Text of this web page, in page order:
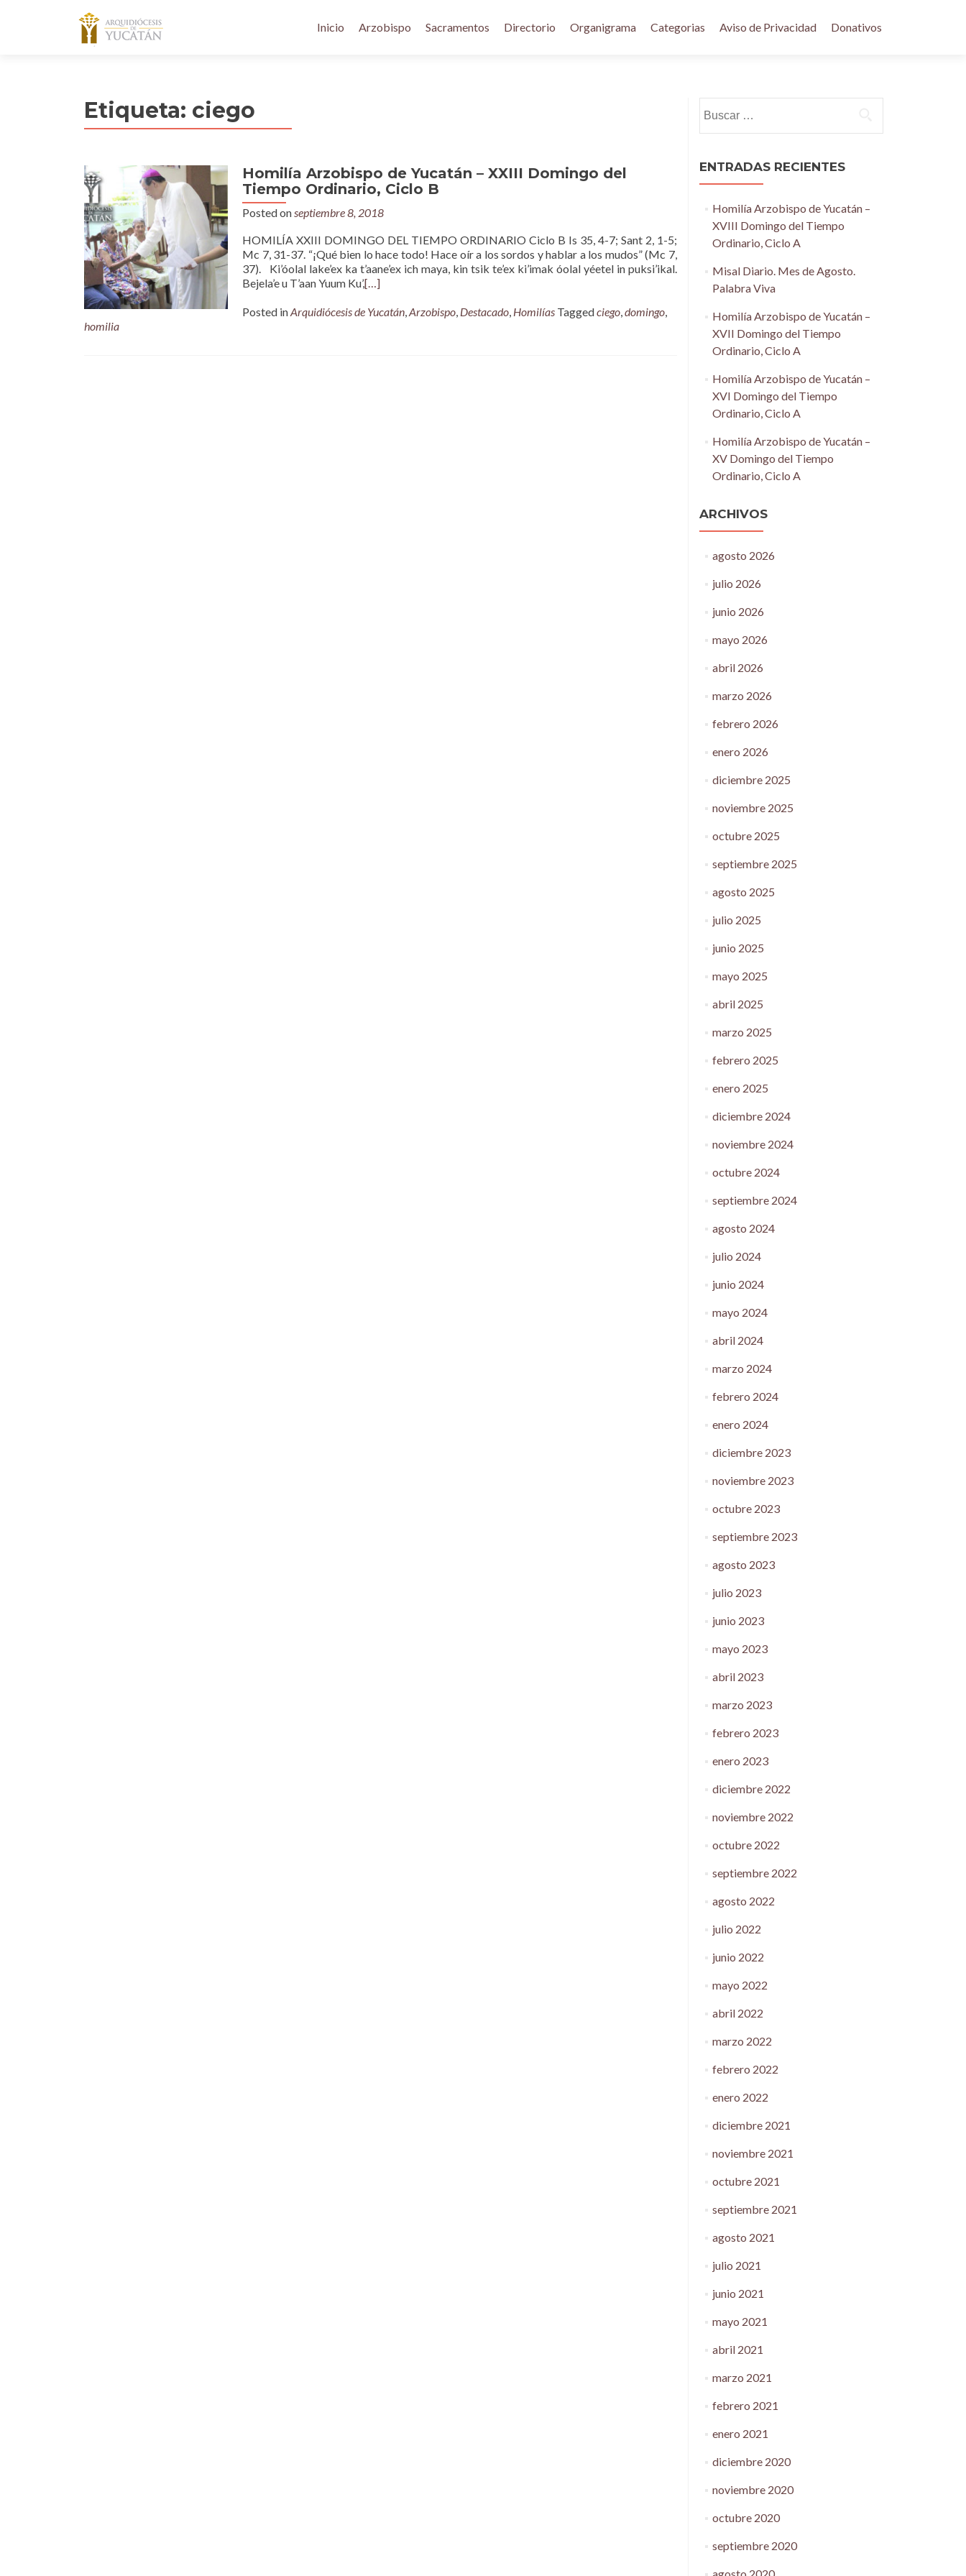
Inicio Arzobispo Sacramentos Directorio Organigrama Categorias Aviso de Privacidad Donativos
Etiqueta: ciego
Homilía Arzobispo de Yucatán – XXIII Domingo del
Tiempo Ordinario, Ciclo B
Posted onseptiembre 8, 2018
HOMILÍA XXIII DOMINGO DEL TIEMPO ORDINARIO Ciclo B Is 35, 4-7; Sant 2, 1-5;
Mc 7, 31-37. “¡Qué bien lo hace todo! Hace oír a los sordos y hablar a los mudos” (Mc 7,
37). Ki’óolal lake’ex ka t’aane’ex ich maya, kin tsik te’ex ki’imak óolal yéetel in puksi’ikal.
Bejela’e u T’aan Yuum Ku’,[…]
Posted inArquidiócesis de Yucatán,Arzobispo, Destacado, Homilías Taggedciego,domingo,
homilia
ENTRADAS RECIENTES
Homilía Arzobispo de Yucatán –
XVIII Domingo del Tiempo
Ordinario, Ciclo A
Misal Diario. Mes de Agosto.
Palabra Viva
Homilía Arzobispo de Yucatán –
XVII Domingo del Tiempo
Ordinario, Ciclo A
Homilía Arzobispo de Yucatán –
XVI Domingo del Tiempo
Ordinario, Ciclo A
Homilía Arzobispo de Yucatán –
XV Domingo del Tiempo
Ordinario, Ciclo A
ARCHIVOS
agosto 2026
julio 2026
junio 2026
mayo 2026
abril 2026
marzo 2026
febrero 2026
enero 2026
diciembre 2025
noviembre 2025
octubre 2025
septiembre 2025
agosto 2025
julio 2025
junio 2025
mayo 2025
abril 2025
marzo 2025
febrero 2025
enero 2025
diciembre 2024
noviembre 2024
octubre 2024
septiembre 2024
agosto 2024
julio 2024
junio 2024
mayo 2024
abril 2024
marzo 2024
febrero 2024
enero 2024
diciembre 2023
noviembre 2023
octubre 2023
septiembre 2023
agosto 2023
julio 2023
junio 2023
mayo 2023
abril 2023
marzo 2023
febrero 2023
enero 2023
diciembre 2022
noviembre 2022
octubre 2022
septiembre 2022
agosto 2022
julio 2022
junio 2022
mayo 2022
abril 2022
marzo 2022
febrero 2022
enero 2022
diciembre 2021
noviembre 2021
octubre 2021
septiembre 2021
agosto 2021
julio 2021
junio 2021
mayo 2021
abril 2021
marzo 2021
febrero 2021
enero 2021
diciembre 2020
noviembre 2020
octubre 2020
septiembre 2020